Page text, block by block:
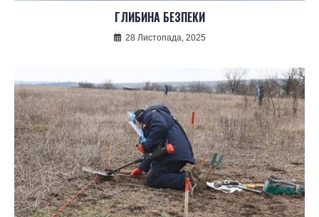
ГЛИБИНА БЕЗПЕКИ
28 Листопада, 2025